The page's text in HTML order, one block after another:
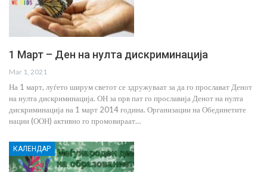
1 Март – Ден на нулта дискриминација
Mar 1, 2021
На 1 март, луѓето ширум светот се здружуваат за да го прослават Денот
на нулта дискриминација. ОН за прв пат го прославија Денот на нулта
дискриминација на 1 март 2014 година. Организации на Обединетите
нации (ООН) активно го промовираат…
КАЛЕНДАР